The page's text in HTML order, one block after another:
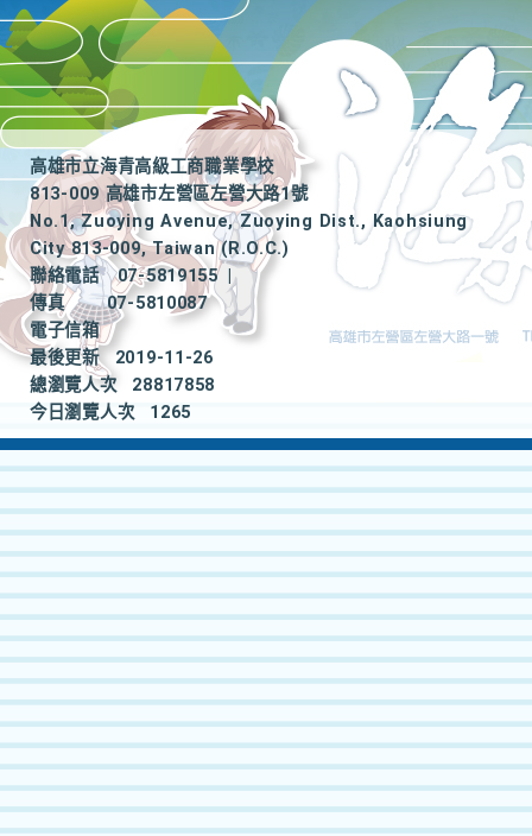
高雄市立海青高級工商職業學校
813-009 高雄市左營區左營大路1號
No.1, Zuoying Avenue, Zuoying Dist., Kaohsiung
City 813-009, Taiwan (R.O.C.)
聯絡電話
07-5819155
|
傳真
07-5810087
電子信箱
最後更新
2019-11-26
總瀏覽人次
28817858
今日瀏覽人次
1265